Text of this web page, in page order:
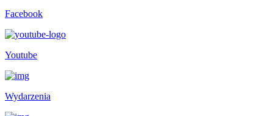
Facebook
Youtube
Wydarzenia